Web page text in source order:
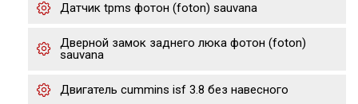
Датчик tpms фотон (foton) sauvana
Дверной замок заднего люка фотон (foton)
sauvana
Двигатель cummins isf 3.8 без навесного